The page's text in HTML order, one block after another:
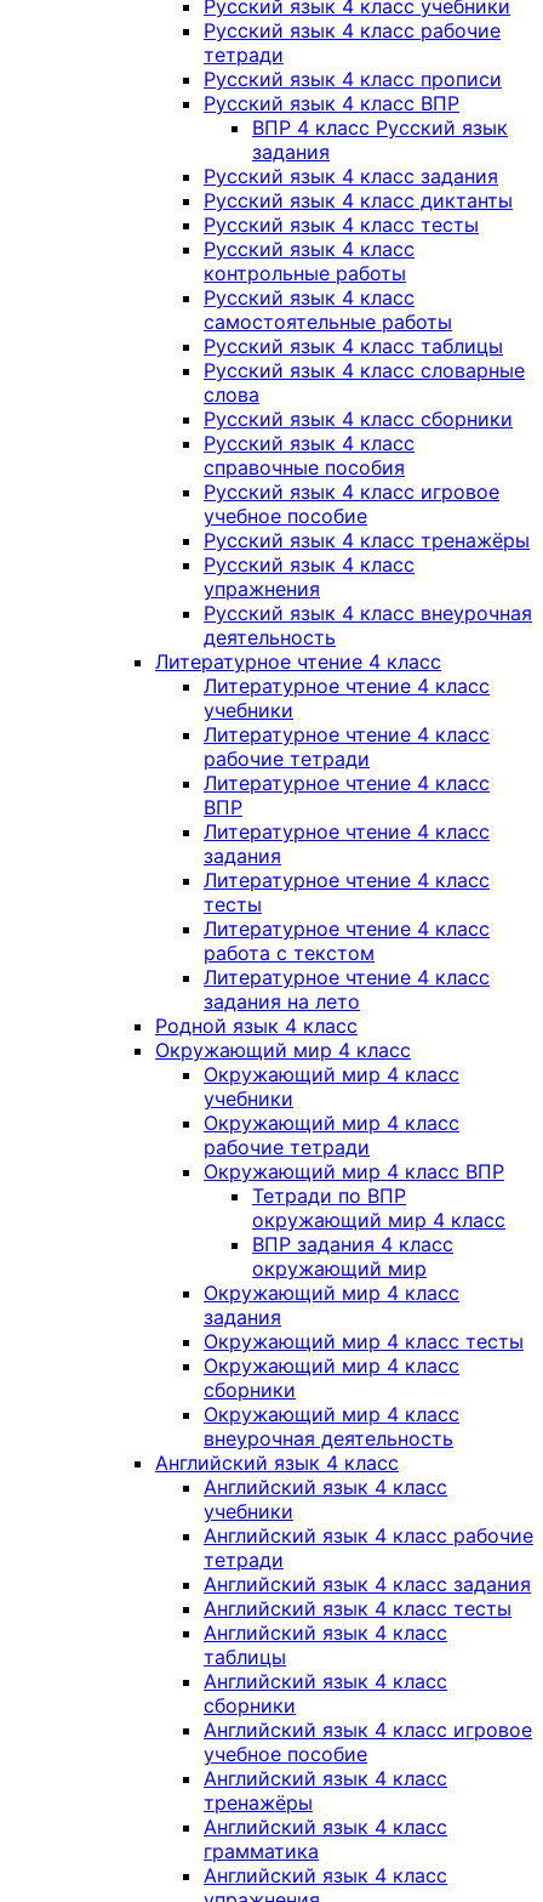
Русский язык 4 класс учебники
Русский язык 4 класс рабочие
тетради
Русский язык 4 класс прописи
Русский язык 4 класс ВПР
ВПР 4 класс Русский язык
задания
Русский язык 4 класс задания
Русский язык 4 класс диктанты
Русский язык 4 класс тесты
Русский язык 4 класс
контрольные работы
Русский язык 4 класс
самостоятельные работы
Русский язык 4 класс таблицы
Русский язык 4 класс словарные
слова
Русский язык 4 класс сборники
Русский язык 4 класс
справочные пособия
Русский язык 4 класс игровое
учебное пособие
Русский язык 4 класс тренажёры
Русский язык 4 класс
упражнения
Русский язык 4 класс внеурочная
деятельность
Литературное чтение 4 класс
Литературное чтение 4 класс
учебники
Литературное чтение 4 класс
рабочие тетради
Литературное чтение 4 класс
ВПР
Литературное чтение 4 класс
задания
Литературное чтение 4 класс
тесты
Литературное чтение 4 класс
работа с текстом
Литературное чтение 4 класс
задания на лето
Родной язык 4 класс
Окружающий мир 4 класс
Окружающий мир 4 класс
учебники
Окружающий мир 4 класс
рабочие тетради
Окружающий мир 4 класс ВПР
Тетради по ВПР
окружающий мир 4 класс
ВПР задания 4 класс
окружающий мир
Окружающий мир 4 класс
задания
Окружающий мир 4 класс тесты
Окружающий мир 4 класс
сборники
Окружающий мир 4 класс
внеурочная деятельность
Английский язык 4 класс
Английский язык 4 класс
учебники
Английский язык 4 класс рабочие
тетради
Английский язык 4 класс задания
Английский язык 4 класс тесты
Английский язык 4 класс
таблицы
Английский язык 4 класс
сборники
Английский язык 4 класс игровое
учебное пособие
Английский язык 4 класс
тренажёры
Английский язык 4 класс
грамматика
Английский язык 4 класс